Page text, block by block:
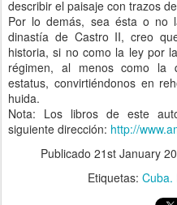
describir el paisaje con trazos
Por lo demás, sea ésta o no
dinastía de Castro II, creo
historia, si no como la ley por
régimen, al menos como la
estatus, convirtiéndonos en
huida.
Nota: Los libros de este
siguiente dirección: http://
Publicado 21st January
Etiquetas: Cuba.